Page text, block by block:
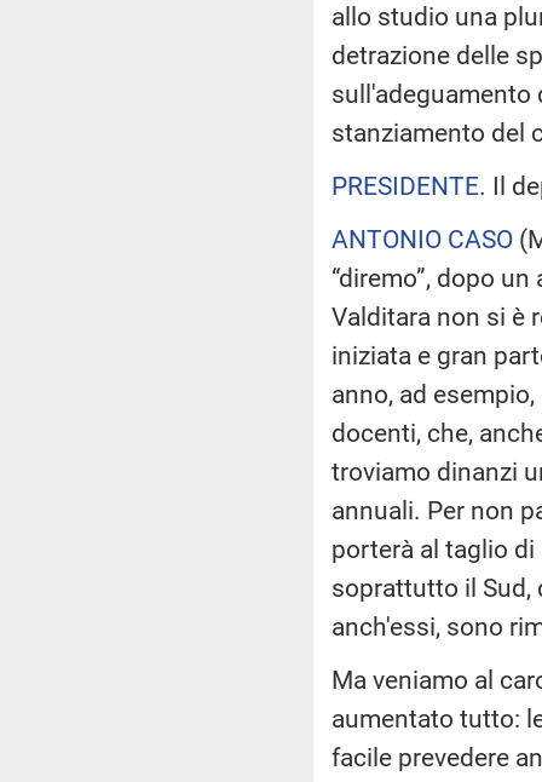
allo studio una
detrazione delle
sull'adeguamento
stanziamento del
PRESIDENTE. Il
ANTONIO CASO (
“diremo”, dopo
Valditara non si è
iniziata e gran
anno, ad
docenti, che,
troviamo dinanzi
annuali. Per non
porterà al taglio
soprattutto il Sud,
anch'essi, sono
Ma veniamo al
aumentato tutto:
facile prevedere